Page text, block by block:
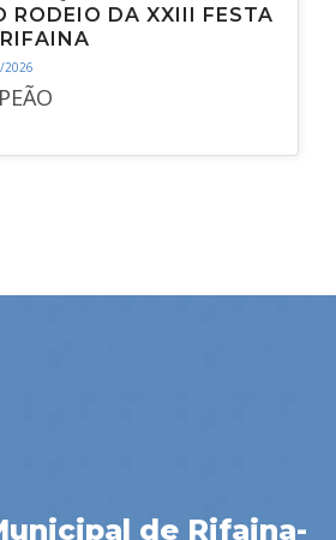
RODEIO DA XXIII FESTA
2026
de Rifaina-